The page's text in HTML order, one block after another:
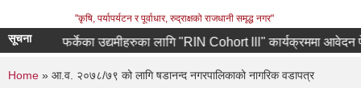
"कृषि, पर्यापर्यटन र पूर्वाधार, रुद्राक्षको राजधानी समृद्ध नगर"
सूचना फर्केका उद्यमीहरुका लागि "RIN Cohort lll" कार्यक्रममा आवेदन पेश
You are here
Home » आ.व. २०७८/७९ को लागि षडानन्द नगरपालिकाको नागरिक वडापत्र